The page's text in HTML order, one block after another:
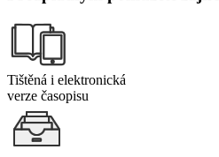
Tištěná i elektronická
verze časopisu